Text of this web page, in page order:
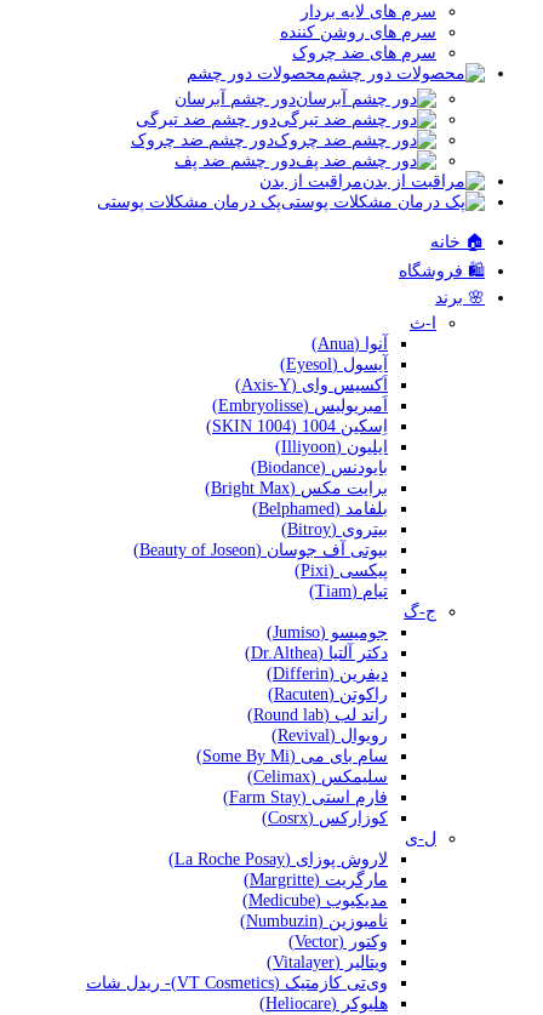
سرم های لایه بردار
سرم های روشن کننده
سرم های ضد چروک
محصولات دور چشم
دور چشم آبرسان
دور چشم ضد تیرگی
دور چشم ضد چروک
دور چشم ضد پف
مراقبت از بدن
پک درمان مشکلات پوستی
🏠 خانه
🛍️ فروشگاه
🌸 برند
ا-ث
آنوا (Anua)
آیسول (Eyesol)
اَکسیس وای (Axis-Y)
اَمبریولیس (Embryolisse)
اِسکین 1004 (SKIN 1004)
ایلیون (Illiyoon)
بایودنس (Biodance)
برایت مکس (Bright Max)
بلفامد (Belphamed)
بیتروی (Bitroy)
بیوتی آف جوسان (Beauty of Joseon)
پیکسی (Pixi)
تیام (Tiam)
ج-گ
جومیسو (Jumiso)
دکتر آلتیا (Dr.Althea)
دیفرین (Differin)
راکوتن (Racuten)
راند لب (Round lab)
رویوال (Revival)
سام بای می (Some By Mi)
سلیمکس (Celimax)
فارم استی (Farm Stay)
کوزارکس (Cosrx)
ل-ی
لاروش پوزای (La Roche Posay)
مارگریت (Margritte)
مدیکیوب (Medicube)
نامبوزین (Numbuzin)
وکتور (Vector)
ویتالیر (Vitalayer)
وی‌تی کازمتیک (VT Cosmetics)- ریدل شات
هلیوکر (Heliocare)